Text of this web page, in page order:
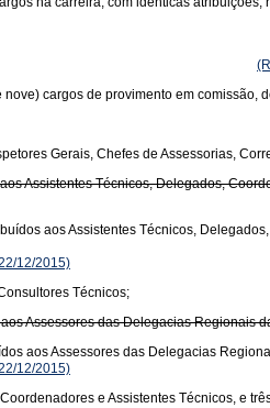
nove) cargos de provimento em
Gerais, Chefes de Assessorias,
Assistentes Técnicos, Delegados,
aos Assistentes Técnicos,
12/2015)
Técnicos;
Assessores das Delegacias
aos Assessores das Delegacias
12/2015)
e Assistentes Técnicos, e